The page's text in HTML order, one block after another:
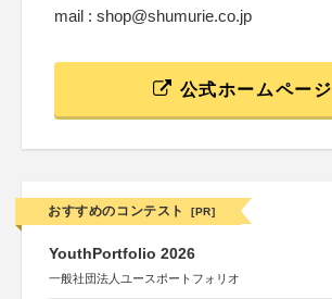
mail : shop@shumurie.co.jp
公式ホームページ
おすすめのコンテスト [PR]
YouthPortfolio 2026
一般社団法人ユースポートフォリオ